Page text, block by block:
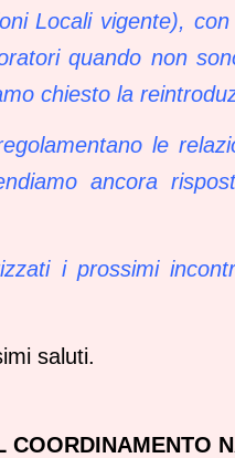
Locali vigente),
quando non
chiesto la
le
ancora
i prossimi
saluti.